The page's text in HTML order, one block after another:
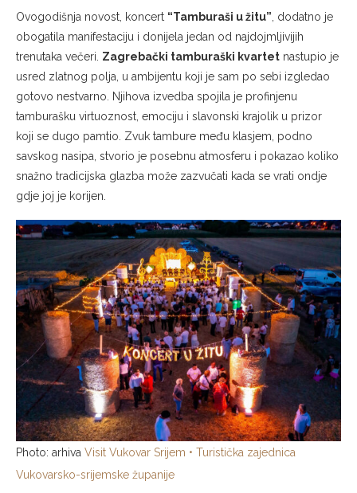
Ovogodišnja novost, koncert “Tamburaši u žitu”, dodatno je
obogatila manifestaciju i donijela jedan od najdojmljivijih
trenutaka večeri. Zagrebački tamburaški kvartet nastupio je
usred zlatnog polja, u ambijentu koji je sam po sebi izgledao
gotovo nestvarno. Njihova izvedba spojila je profinjenu
tamburašku virtuoznost, emociju i slavonski krajolik u prizor
koji se dugo pamtio. Zvuk tambure među klasjem, podno
savskog nasipa, stvorio je posebnu atmosferu i pokazao koliko
snažno tradicijska glazba može zazvučati kada se vrati ondje
gdje joj je korijen.
Photo: arhiva Visit Vukovar Srijem • Turistička zajednica
Vukovarsko-srijemske županije